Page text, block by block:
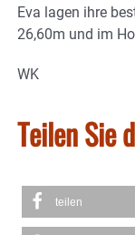
Eva lagen ihre
26,60m und im
WK
Teilen Sie
teilen